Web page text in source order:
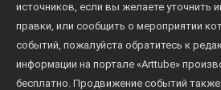
источников, если вы желаете уточнить
правки, или сообщить о мероприятии
событий, пожалуйста обратитесь к
информации на портале «Arttube»
бесплатно. Продвижение событий